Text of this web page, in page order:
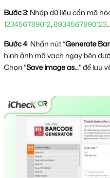
Bước 3: Nhập dữ liệu cần mã
123456789012, 8934567890123...
Bước 4: Nhấn nút “Generate
hình ảnh mã vạch ngay bên
Chọn "Save image as..." để lưu